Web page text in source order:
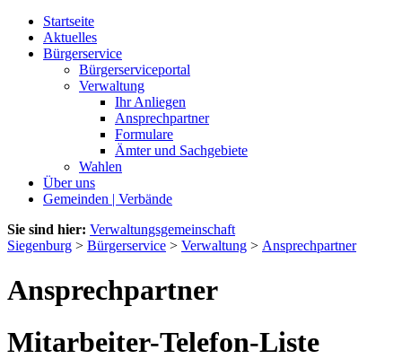
Startseite
Aktuelles
Bürgerservice
Bürgerserviceportal
Verwaltung
Ihr Anliegen
Ansprechpartner
Formulare
Ämter und Sachgebiete
Wahlen
Über uns
Gemeinden | Verbände
Sie sind hier: Verwaltungsgemeinschaft
Siegenburg > Bürgerservice > Verwaltung > Ansprechpartner
Ansprechpartner
Mitarbeiter-Telefon-Liste